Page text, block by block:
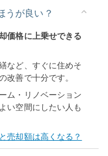
うが良い？
価格に上乗せできる
など、すぐに住めそ
改善で十分です。
ム・リノベーション
い空間にしたい人も
売却額は高くなる？